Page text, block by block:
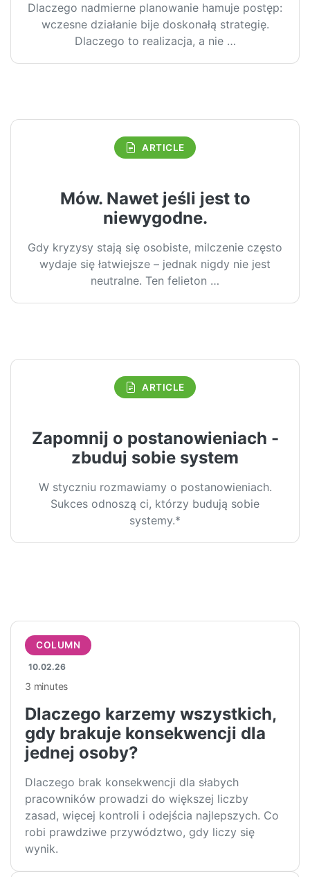
Dlaczego nadmierne planowanie hamuje postęp:
wczesne działanie bije doskonałą strategię.
Dlaczego to realizacja, a nie …
ARTICLE
Mów. Nawet jeśli jest to
niewygodne.
Gdy kryzysy stają się osobiste, milczenie często
wydaje się łatwiejsze – jednak nigdy nie jest
neutralne. Ten felieton …
ARTICLE
Zapomnij o postanowieniach -
zbuduj sobie system
W styczniu rozmawiamy o postanowieniach.
Sukces odnoszą ci, którzy budują sobie
systemy.*
COLUMN
10.02.26
3 minutes
Dlaczego karzemy wszystkich,
gdy brakuje konsekwencji dla
jednej osoby?
Dlaczego brak konsekwencji dla słabych
pracowników prowadzi do większej liczby
zasad, więcej kontroli i odejścia najlepszych. Co
robi prawdziwe przywództwo, gdy liczy się
wynik.